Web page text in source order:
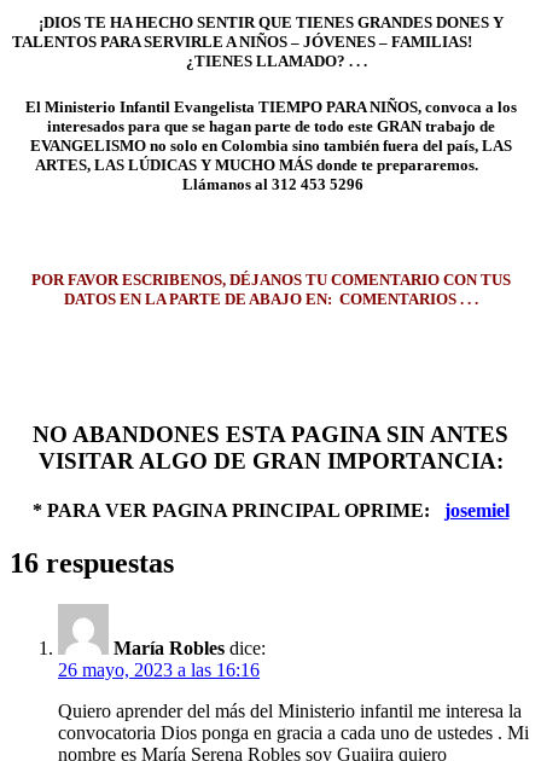
¡DIOS TE HA HECHO SENTIR QUE TIENES GRANDES DONES Y
TALENTOS PARA SERVIRLE A NIÑOS – JÓVENES – FAMILIAS!
¿TIENES LLAMADO? . . .
El Ministerio Infantil Evangelista TIEMPO PARA NIÑOS, convoca a los
interesados para que se hagan parte de todo este GRAN trabajo de
EVANGELISMO no solo en Colombia sino también fuera del país, LAS
ARTES, LAS LÚDICAS Y MUCHO MÁS donde te prepararemos.
Llámanos al 312 453 5296
POR FAVOR ESCRIBENOS, DÉJANOS TU COMENTARIO CON TUS
DATOS EN LA PARTE DE ABAJO EN: COMENTARIOS . . .
NO ABANDONES ESTA PAGINA SIN ANTES
VISITAR ALGO DE GRAN IMPORTANCIA:
* PARA VER PAGINA PRINCIPAL OPRIME: josemiel
16 respuestas
María Robles dice:
26 mayo, 2023 a las 16:16
Quiero aprender del más del Ministerio infantil me interesa la
convocatoria Dios ponga en gracia a cada uno de ustedes . Mi
nombre es María Serena Robles soy Guajira quiero